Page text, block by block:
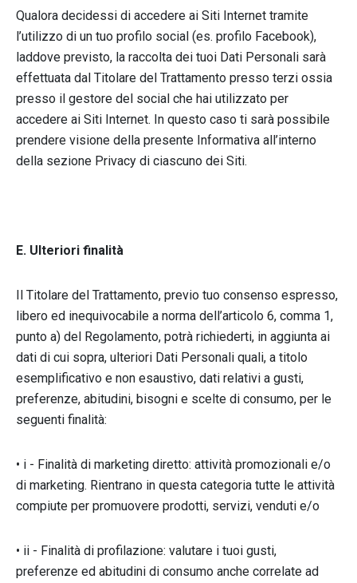
Qualora decidessi di accedere ai Siti Internet tramite
l’utilizzo di un tuo profilo social (es. profilo Facebook),
laddove previsto, la raccolta dei tuoi Dati Personali sarà
effettuata dal Titolare del Trattamento presso terzi ossia
presso il gestore del social che hai utilizzato per
accedere ai Siti Internet. In questo caso ti sarà possibile
prendere visione della presente Informativa all’interno
della sezione Privacy di ciascuno dei Siti.
E. Ulteriori finalità
Il Titolare del Trattamento, previo tuo consenso espresso,
libero ed inequivocabile a norma dell’articolo 6, comma 1,
punto a) del Regolamento, potrà richiederti, in aggiunta ai
dati di cui sopra, ulteriori Dati Personali quali, a titolo
esemplificativo e non esaustivo, dati relativi a gusti,
preferenze, abitudini, bisogni e scelte di consumo, per le
seguenti finalità:
• i - Finalità di marketing diretto: attività promozionali e/o
di marketing. Rientrano in questa categoria tutte le attività
compiute per promuovere prodotti, servizi, venduti e/o
• ii - Finalità di profilazione: valutare i tuoi gusti,
preferenze ed abitudini di consumo anche correlate ad